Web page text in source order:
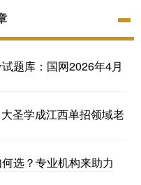
题库：国网2026年4月
圣学成江西单招领域老
选？专业机构来助力